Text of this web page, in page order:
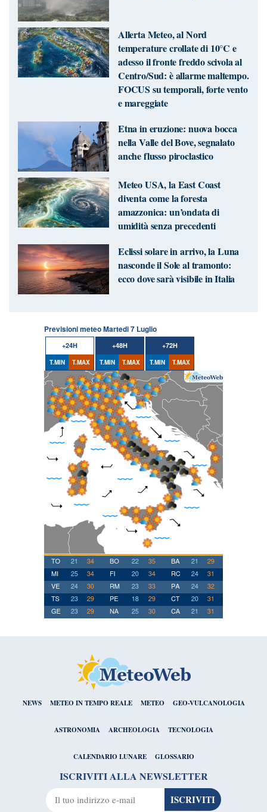
Allerta Meteo, al Nord
temperature crollate di 10°C e
adesso il fronte freddo scivola al
Centro/Sud: è allarme maltempo.
FOCUS su temporali, forte vento
e mareggiate
Etna in eruzione: nuova bocca
nella Valle del Bove, segnalato
anche flusso piroclastico
Meteo USA, la East Coast
diventa come la foresta
amazzonica: un’ondata di
umidità senza precedenti
Eclissi solare in arrivo, la Luna
nasconde il Sole al tramonto:
ecco dove sarà visibile in Italia
Previsioni meteo Martedi 7 Luglio
+24H
T.MIN T.MAX
+48H
T.MIN T.MAX
+72H
T.MIN T.MAX
NEWS METEO IN TEMPO REALE METEO GEO-VULCANOLOGIA
ASTRONOMIA ARCHEOLOGIA TECNOLOGIA
CALENDARIO LUNARE GLOSSARIO
ISCRIVITI ALLA NEWSLETTER